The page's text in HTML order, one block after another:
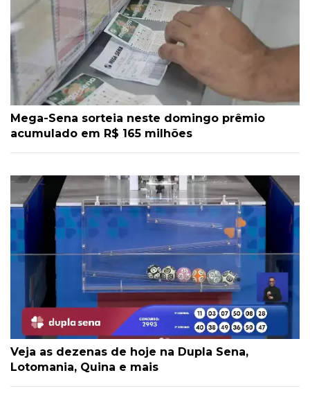
Mega-Sena sorteia neste domingo prêmio
acumulado em R$ 165 milhões
Veja as dezenas de hoje na Dupla Sena,
Lotomania, Quina e mais